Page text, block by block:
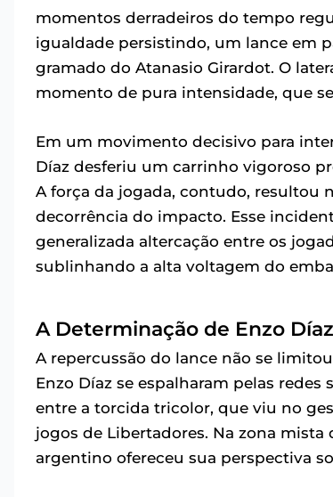
momentos derradeiros do tempo
igualdade persistindo, um lance em
gramado do Atanasio Girardot. O
momento de pura intensidade, que
Em um movimento decisivo para
Díaz desferiu um carrinho vigoroso
A força da jogada, contudo, resultou
decorrência do impacto. Esse
generalizada altercação entre os
sublinhando a alta voltagem do
A Determinação de Enzo
A repercussão do lance não se
Enzo Díaz se espalharam pelas
entre a torcida tricolor, que viu no
jogos de Libertadores. Na zona
argentino ofereceu sua perspectiva